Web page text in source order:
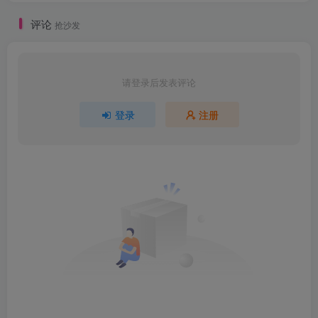
评论 抢沙发
请登录后发表评论
登录 注册